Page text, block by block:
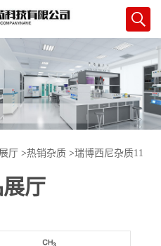
厅 >热销杂质 >瑞博西尼杂质11
厅